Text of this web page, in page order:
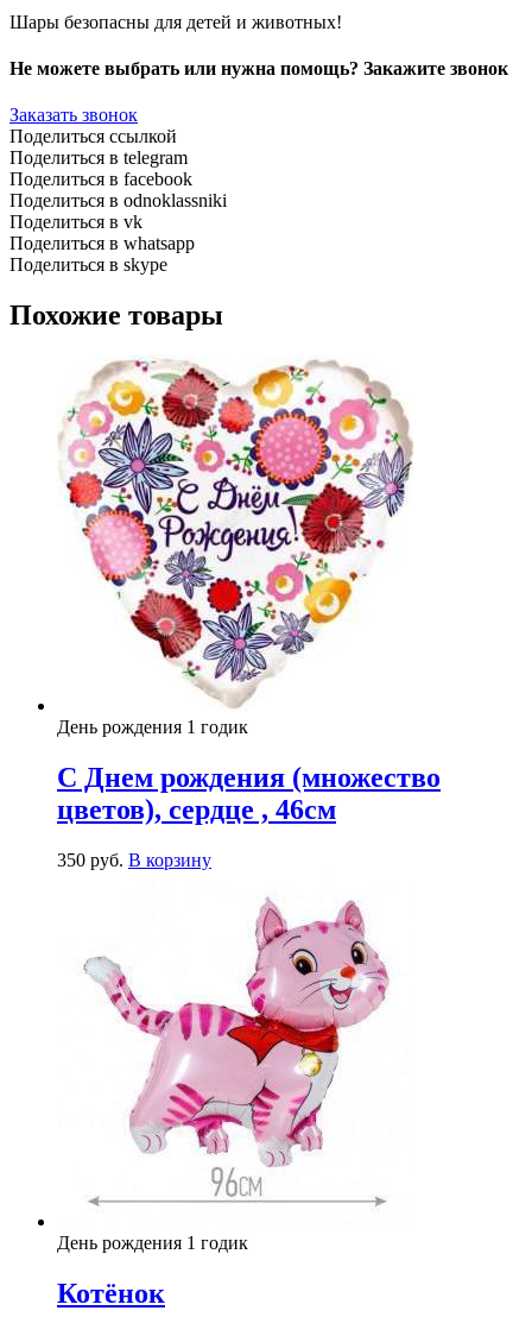
Шары безопасны для детей и животных!
Не можете выбрать или нужна помощь? Закажите звонок
Заказать звонок
Поделиться ссылкой
Поделиться в telegram
Поделиться в facebook
Поделиться в odnoklassniki
Поделиться в vk
Поделиться в whatsapp
Поделиться в skype
Похожие товары
День рождения 1 годик
С Днем рождения (множество
цветов), сердце , 46см
350 руб. В корзину
День рождения 1 годик
Котёнок